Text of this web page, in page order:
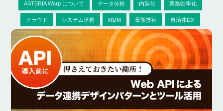
ASTERIA Warp について データ分析 内製化 業務効率化
クラウド システム連携 MDM 最新技術 自治体DX